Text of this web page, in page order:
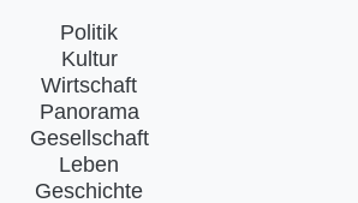
Politik
Kultur
Wirtschaft
Panorama
Gesellschaft
Leben
Geschichte